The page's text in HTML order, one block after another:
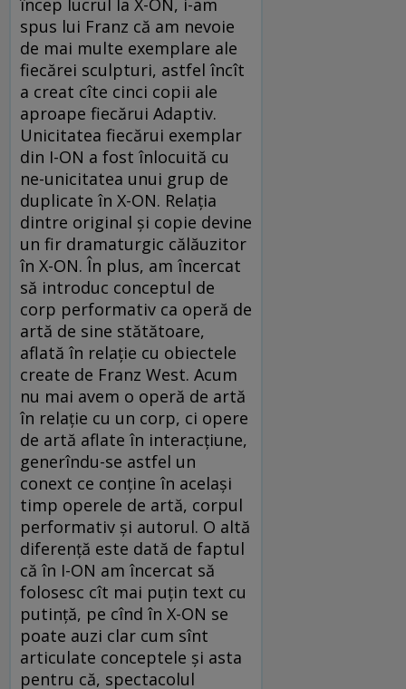
încep lucrul la X-ON, i-am
spus lui Franz că am nevoie
de mai multe exemplare ale
fiecărei sculpturi, astfel încît
a creat cîte cinci copii ale
aproape fiecărui Adaptiv.
Unicitatea fiecărui exemplar
din I-ON a fost înlocuită cu
ne-unicitatea unui grup de
duplicate în X-ON. Relația
dintre original și copie devine
un fir dramaturgic călăuzitor
în X-ON. În plus, am încercat
să introduc conceptul de
corp performativ ca operă de
artă de sine stătătoare,
aflată în relație cu obiectele
create de Franz West. Acum
nu mai avem o operă de artă
în relație cu un corp, ci opere
de artă aflate în interacțiune,
generîndu-se astfel un
conext ce conține în același
timp operele de artă, corpul
performativ și autorul. O altă
diferență este dată de faptul
că în I-ON am încercat să
folosesc cît mai puțin text cu
putință, pe cînd în X-ON se
poate auzi clar cum sînt
articulate conceptele și asta
pentru că, spectacolul